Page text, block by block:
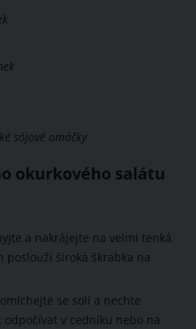
sójové omáčky
okurkového salátu
a nakrájejte na velmi tenká
poslouží široká škrabka na
se solí a nechte
v cedníku nebo na